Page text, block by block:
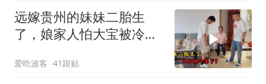
远嫁贵州的妹妹二胎生
了，娘家人怕大宝被冷
爱吃波客 41跟贴